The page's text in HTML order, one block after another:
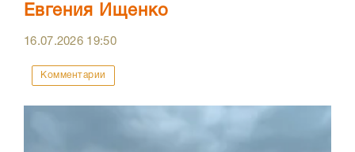
Евгения Ищенко
16.07.2026 19:50
Комментарии